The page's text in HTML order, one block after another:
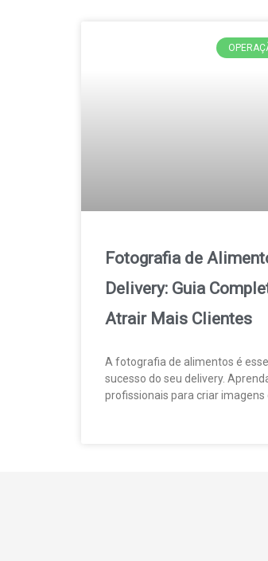
Fotografia de
Delivery: Guia
Atrair Mais Clientes
A fotografia de alimentos é
sucesso do seu delivery.
profissionais para criar imagens